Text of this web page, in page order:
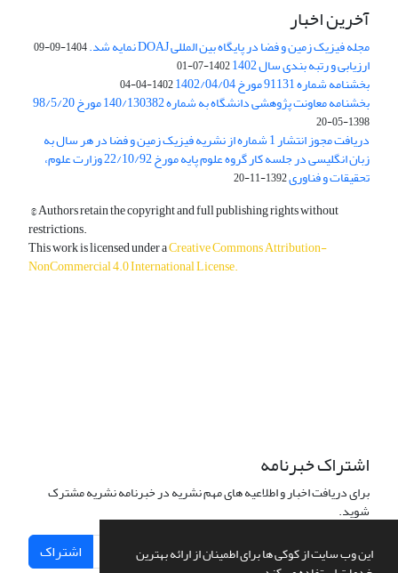
این وب سایت از کوکی ها برای اطمینان از ارائه بهترین
آخرین اخبار
مجله فیزیک زمین و فضا در پایگاه بین المللی DOAJ نمایه شد. 1404-09-09
ارزیابی و رتبه بندی سال 1402 1402-07-01
بخشنامه شماره 91131 مورخ 1402/04/04 1402-04-04
بخشنامه معاونت پژوهشی دانشگاه به شماره 140/130382 مورخ 98/5/20
1398-05-20
دریافت مجوز انتشار 1 شماره از نشریه فیزیک زمین و فضا در هر سال به
زبان انگلیسی در جلسه کار گروه علوم پایه مورخ 22/10/92 وزارت علوم،
تحقیقات و فناوری1392-11-20
© Authors retain the copyright and full publishing rights without
restrictions.
This work is licensed under aCreative Commons Attribution-
NonCommercial 4.0 International License.
اشتراک خبرنامه
برای دریافت اخبار و اطلاعیه های مهم نشریه در خبرنامه نشریه مشترک
شوید.
اشتراک